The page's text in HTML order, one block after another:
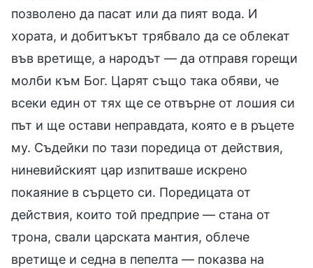
позволено да пасат или да пият вода. И
хората, и добитъкът трябвало да се облекат
във вретище, а народът — да отправя горещи
молби към Бог. Царят също така обяви, че
всеки един от тях ще се отвърне от лошия си
път и ще остави неправдата, която е в ръцете
му. Съдейки по тази поредица от действия,
ниневийският цар изпитваше искрено
покаяние в сърцето си. Поредицата от
действия, които той предприе — стана от
трона, свали царската мантия, облече
вретище и седна в пепелта — показва на